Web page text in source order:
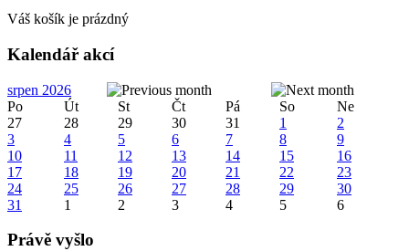
Váš košík je prázdný
Kalendář akcí
srpen 2026
Po
Út St Čt Pá So
Ne
27
28 29 30 31 1
2
3
4 5 6 7 8
9
10
11 12 13 14 15
16
17
18 19 20 21 22
23
24
25 26 27 28 29
30
31
1 2 3 4 5 6
Právě vyšlo